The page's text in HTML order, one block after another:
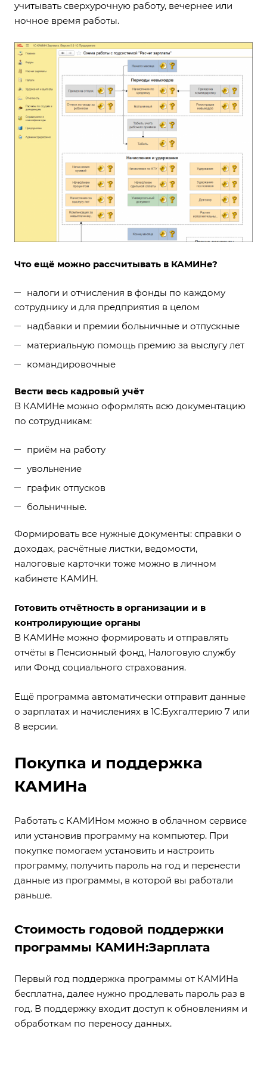
учитывать сверхурочную работу, вечернее или
ночное время работы.
Что ещё можно рассчитывать в КАМИНе?
налоги и отчисления в фонды по каждому
сотруднику и для предприятия в целом
надбавки и премии больничные и отпускные
материальную помощь премию за выслугу лет
командировочные
Вести весь кадровый учёт
В КАМИНе можно оформлять всю документацию
по сотрудникам:
приём на работу
увольнение
график отпусков
больничные.
Формировать все нужные документы: справки о
доходах, расчётные листки, ведомости,
налоговые карточки тоже можно в личном
кабинете КАМИН.
Готовить отчётность в организации и в
контролирующие органы
В КАМИНе можно формировать и отправлять
отчёты в Пенсионный фонд, Налоговую службу
или Фонд социального страхования.
Ещё программа автоматически отправит данные
о зарплатах и начислениях в 1С:Бухгалтерию 7 или
8 версии.
Покупка и поддержка
КАМИНа
Работать с КАМИНом можно в облачном сервисе
или установив программу на компьютер. При
покупке помогаем установить и настроить
программу, получить пароль на год и перенести
данные из программы, в которой вы работали
раньше.
Стоимость годовой поддержки
программы КАМИН:Зарплата
Первый год поддержка программы от КАМИНа
бесплатна, далее нужно продлевать пароль раз в
год. В поддержку входит доступ к обновлениям и
обработкам по переносу данных.